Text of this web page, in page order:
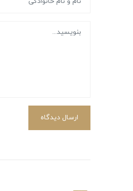
ارسال دیدگاه